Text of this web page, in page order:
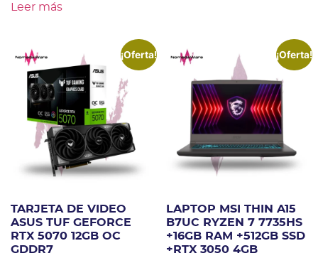
Leer más
¡Oferta!
TARJETA DE VIDEO
ASUS TUF GEFORCE
RTX 5070 12GB OC
GDDR7
¡Oferta!
LAPTOP MSI THIN A15
B7UC RYZEN 7 7735HS
+16GB RAM +512GB SSD
+RTX 3050 4GB